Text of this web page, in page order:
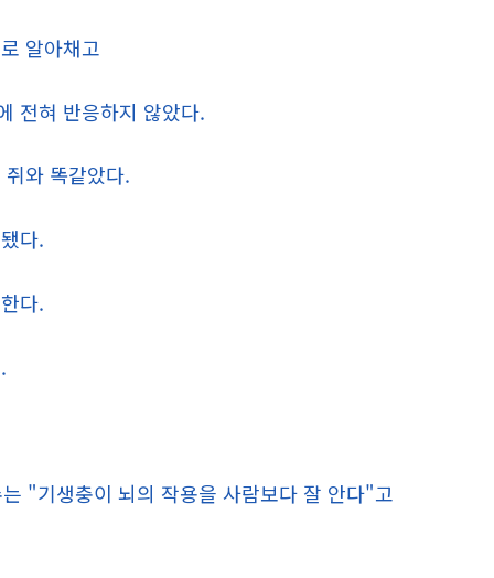
알아채고
전혀 반응하지 않았다.
와 똑같았다.
다.
다.
"기생충이 뇌의 작용을 사람보다 잘 안다"고